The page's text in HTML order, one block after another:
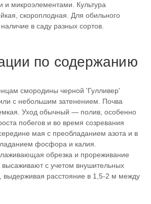
и микроэлементами. Культура
скороплодная. Для обильного
в саду разных сортов.
по содержанию
смородины черной 'Гулливер'
с небольшим затенением. Почва
Уход обычный — полив, особенно
побегов и во время созревания
мая с преобладанием азота и в
фосфора и калия.
обрезка и прореживание
с учетом внушительных
выдерживая расстояние в 1,5-2 м между